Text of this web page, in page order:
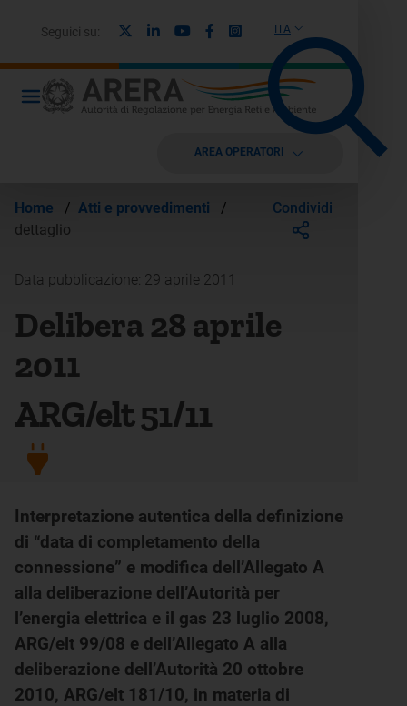
ITA
Seguici su: LinkedinYoutubeFacebook
Instagram
AREA OPERATORI
Home / Atti e provvedimenti
/
dettaglio
Condividi
Data pubblicazione: 29 aprile 2011
Delibera 28 aprile
2011
ARG/elt 51/11
Interpretazione autentica della definizione
di “data di completamento della
connessione” e modifica dell’Allegato A
alla deliberazione dell’Autorità per
l’energia elettrica e il gas 23 luglio 2008,
ARG/elt 99/08 e dell’Allegato A alla
deliberazione dell’Autorità 20 ottobre
2010, ARG/elt 181/10, in materia di